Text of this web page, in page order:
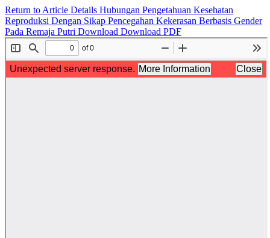
Return to Article Details Hubungan Pengetahuan Kesehatan
Reproduksi Dengan Sikap Pencegahan Kekerasan Berbasis Gender
Pada Remaja Putri Download Download PDF